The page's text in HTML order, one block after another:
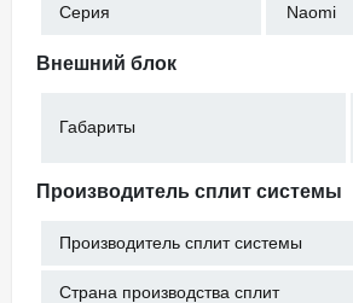
Серия Naomi
Внешний блок
Габариты
Производитель сплит системы
Производитель сплит системы
Страна производства сплит